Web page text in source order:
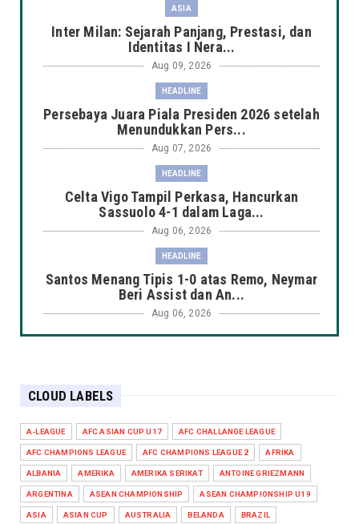
ASIA
Inter Milan: Sejarah Panjang, Prestasi, dan
Identitas I Nera...
Aug 09, 2026
HEADLINE
Persebaya Juara Piala Presiden 2026 setelah
Menundukkan Pers...
Aug 07, 2026
HEADLINE
Celta Vigo Tampil Perkasa, Hancurkan
Sassuolo 4-1 dalam Laga...
Aug 06, 2026
HEADLINE
Santos Menang Tipis 1-0 atas Remo, Neymar
Beri Assist dan An...
Aug 06, 2026
AMERIKA SERIKAT
Chelsea Kalah Tipis 0-1 dari Juventus pada
Laga Persahabatan...
Aug 06, 2026
HEADLINE
CLOUD LABELS
A-LEAGUE AFC ASIAN CUP U17 AFC CHALLANGE LEAGUE
AFC CHAMPIONS LEAGUE AFC CHAMPIONS LEAGUE 2 AFRIKA
ALBANIA AMERIKA AMERIKA SERIKAT ANTOINE GRIEZMANN
ARGENTINA ASEAN CHAMPIONSHIP ASEAN CHAMPIONSHIP U19
ASIA ASIAN CUP AUSTRALIA BELANDA BRAZIL